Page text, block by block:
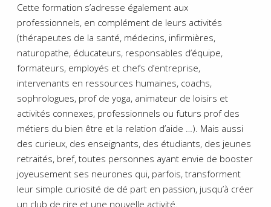
Cette formation s’adresse également aux
professionnels, en complément de leurs activités
(thérapeutes de la santé, médecins, infirmières,
naturopathe, éducateurs, responsables d’équipe,
formateurs, employés et chefs d’entreprise,
intervenants en ressources humaines, coachs,
sophrologues, prof de yoga, animateur de loisirs et
activités connexes, professionnels ou futurs prof des
métiers du bien être et la relation d’aide …). Mais aussi
des curieux, des enseignants, des étudiants, des jeunes
retraités, bref, toutes personnes ayant envie de booster
joyeusement ses neurones qui, parfois, transforment
leur simple curiosité de dé part en passion, jusqu’à créer
un club de rire et une nouvelle activité.